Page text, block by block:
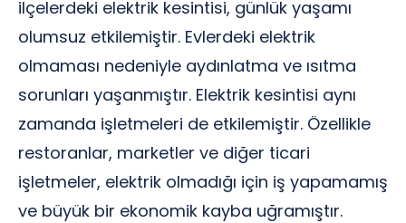
ilçelerdeki elektrik kesintisi, günlük yaşamı
olumsuz etkilemiştir. Evlerdeki elektrik
olmaması nedeniyle aydınlatma ve ısıtma
sorunları yaşanmıştır. Elektrik kesintisi aynı
zamanda işletmeleri de etkilemiştir. Özellikle
restoranlar, marketler ve diğer ticari
işletmeler, elektrik olmadığı için iş yapamamış
ve büyük bir ekonomik kayba uğramıştır.